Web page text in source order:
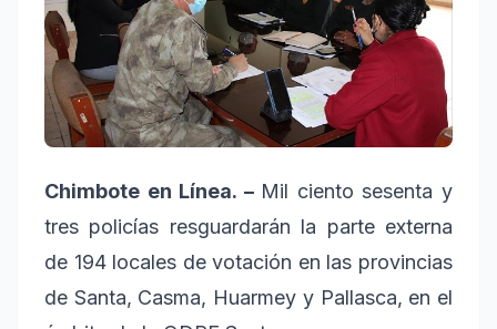
Chimbote en Línea. – Mil ciento sesenta y
tres policías resguardarán la parte externa
de 194 locales de votación en las provincias
de Santa, Casma, Huarmey y Pallasca, en el